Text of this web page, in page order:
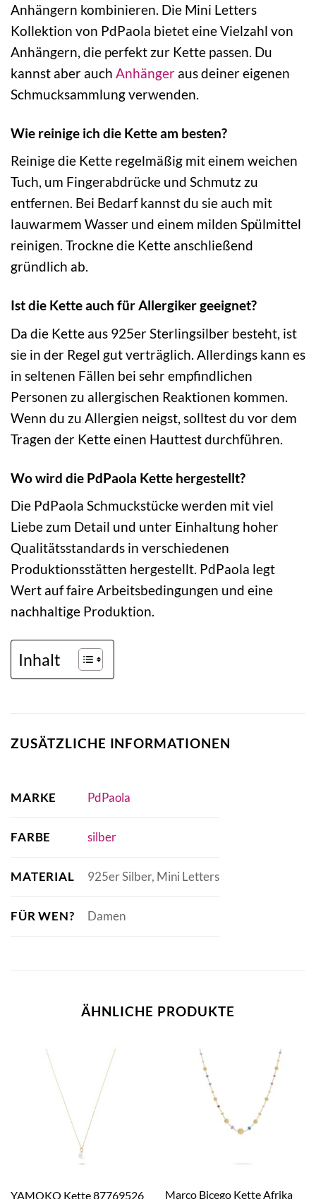
Anhängern kombinieren. Die Mini Letters
Kollektion von PdPaola bietet eine Vielzahl von
Anhängern, die perfekt zur Kette passen. Du
kannst aber auch Anhänger aus deiner eigenen
Schmucksammlung verwenden.
Wie reinige ich die Kette am besten?
Reinige die Kette regelmäßig mit einem weichen
Tuch, um Fingerabdrücke und Schmutz zu
entfernen. Bei Bedarf kannst du sie auch mit
lauwarmem Wasser und einem milden Spülmittel
reinigen. Trockne die Kette anschließend
gründlich ab.
Ist die Kette auch für Allergiker geeignet?
Da die Kette aus 925er Sterlingsilber besteht, ist
sie in der Regel gut verträglich. Allerdings kann es
in seltenen Fällen bei sehr empfindlichen
Personen zu allergischen Reaktionen kommen.
Wenn du zu Allergien neigst, solltest du vor dem
Tragen der Kette einen Hauttest durchführen.
Wo wird die PdPaola Kette hergestellt?
Die PdPaola Schmuckstücke werden mit viel
Liebe zum Detail und unter Einhaltung hoher
Qualitätsstandards in verschiedenen
Produktionsstätten hergestellt. PdPaola legt
Wert auf faire Arbeitsbedingungen und eine
nachhaltige Produktion.
Inhalt
ZUSÄTZLICHE INFORMATIONEN
MARKE PdPaola
FARBE silber
MATERIAL 925er Silber, Mini Letters
FÜR WEN? Damen
ÄHNLICHE PRODUKTE
YAMOKO Kette 87769526 Marco Bicego Kette Afrika